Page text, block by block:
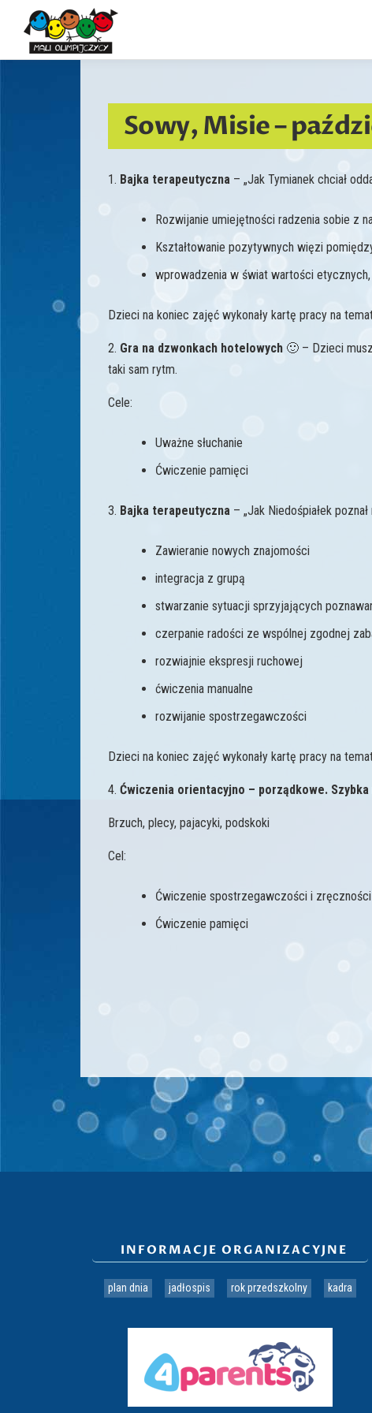
Przejdź
Sowy, Misie –
1. Bajka terapeutyczna – „Jak Tymianek chciał
Rozwijanie umiejętności radzenia sobie z
Kształtowanie pozytywnych więzi
wprowadzenia w świat wartości
Dzieci na koniec zajęć wykonały kartę pracy na
2. Gra na dzwonkach hotelowych 🙂 – Dzieci
taki sam rytm.
Cele:
Uważne słuchanie
Ćwiczenie pamięci
3. Bajka terapeutyczna – „Jak Niedośpiałek
Zawieranie nowych znajomości
integracja z grupą
stwarzanie sytuacji sprzyjających
czerpanie radości ze wspólnej zgodnej
rozwiajnie ekspresji ruchowej
ćwiczenia manualne
rozwijanie spostrzegawczości
Dzieci na koniec zajęć wykonały kartę pracy na
4. Ćwiczenia orientacyjno – porządkowe. Szybka
Brzuch, plecy, pajacyki, podskoki
Cel:
Ćwiczenie spostrzegawczości i zręczności
Ćwiczenie pamięci
INFORMACJE ORGANIZACYJNE
plan dnia jadłospis rok przedszkolny kadra